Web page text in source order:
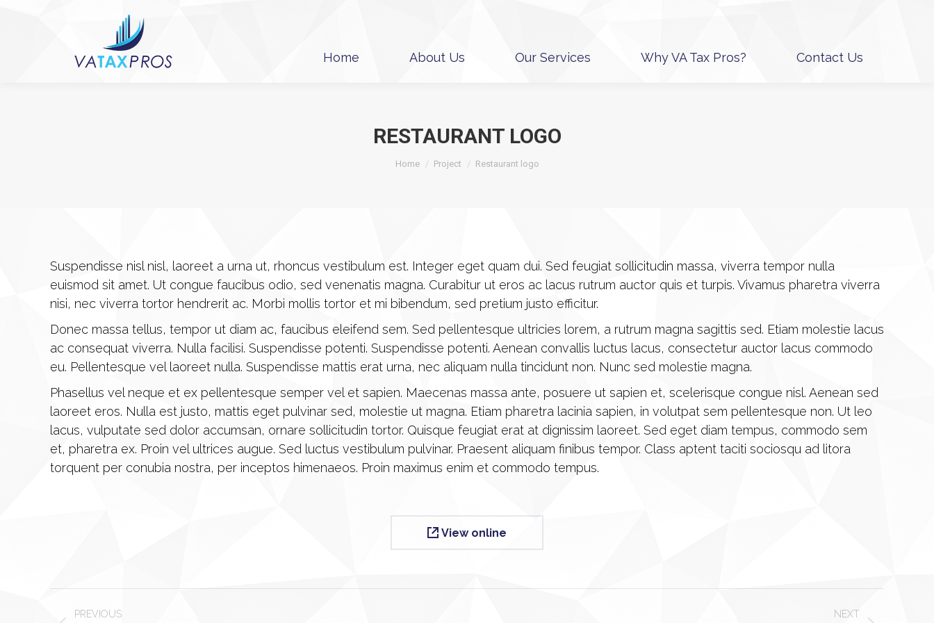
Home About Us Our Services Why VA Tax Pros? Contact Us
RESTAURANT LOGO
You are here:
Home Project Restaurant logo
Suspendisse nisl nisl, laoreet a urna ut, rhoncus vestibulum est. Integer eget quam dui. Sed feugiat sollicitudin massa, viverra tempor nulla
euismod sit amet. Ut congue faucibus odio, sed venenatis magna. Curabitur ut eros ac lacus rutrum auctor quis et turpis. Vivamus pharetra viverra
nisi, nec viverra tortor hendrerit ac. Morbi mollis tortor et mi bibendum, sed pretium justo efficitur.
Donec massa tellus, tempor ut diam ac, faucibus eleifend sem. Sed pellentesque ultricies lorem, a rutrum magna sagittis sed. Etiam molestie lacus
ac consequat viverra. Nulla facilisi. Suspendisse potenti. Suspendisse potenti. Aenean convallis luctus lacus, consectetur auctor lacus commodo
eu. Pellentesque vel laoreet nulla. Suspendisse mattis erat urna, nec aliquam nulla tincidunt non. Nunc sed molestie magna.
Phasellus vel neque et ex pellentesque semper vel et sapien. Maecenas massa ante, posuere ut sapien et, scelerisque congue nisl. Aenean sed
laoreet eros. Nulla est justo, mattis eget pulvinar sed, molestie ut magna. Etiam pharetra lacinia sapien, in volutpat sem pellentesque non. Ut leo
lacus, vulputate sed dolor accumsan, ornare sollicitudin tortor. Quisque feugiat erat at dignissim laoreet. Sed eget diam tempus, commodo sem
et, pharetra ex. Proin vel ultrices augue. Sed luctus vestibulum pulvinar. Praesent aliquam finibus tempor. Class aptent taciti sociosqu ad litora
torquent per conubia nostra, per inceptos himenaeos. Proin maximus enim et commodo tempus.
View online
Project
PREVIOUS NEXT
Home About Us Our Services Why VA Tax Pros? Contact Us